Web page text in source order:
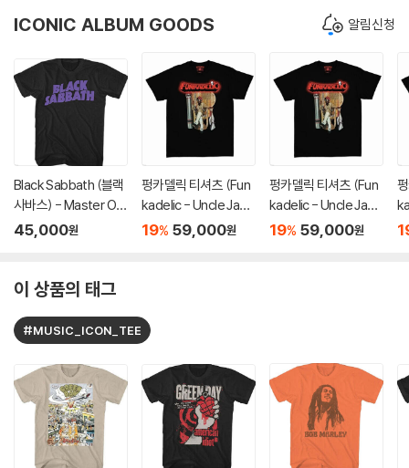
ICONIC ALBUM GOODS 알림신청
Black Sabbath (블랙
사바스) - Master Of
Reality T-shirt - XL
45,000원
펑카델릭 티셔츠 (Fun
kadelic - Uncle Jam
Peacock Chair - He
19% 59,000원
펑카델릭 티셔츠 (Fun
kadelic - Uncle Jam
Peacock Chair - He
19% 59,000원
이 상품의 태그
#MUSIC_ICON_TEE